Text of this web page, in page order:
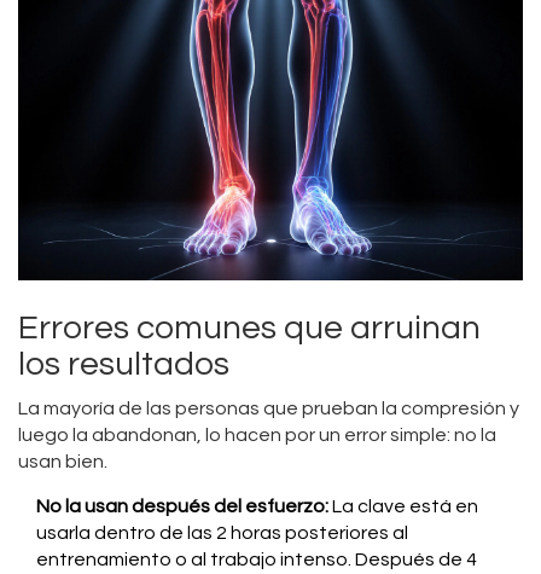
Errores comunes que arruinan
los resultados
La mayoría de las personas que prueban la compresión y
luego la abandonan, lo hacen por un error simple: no la
usan bien.
No la usan después del esfuerzo:La clave está en
usarla dentro de las 2 horas posteriores al
entrenamiento o al trabajo intenso. Después de 4